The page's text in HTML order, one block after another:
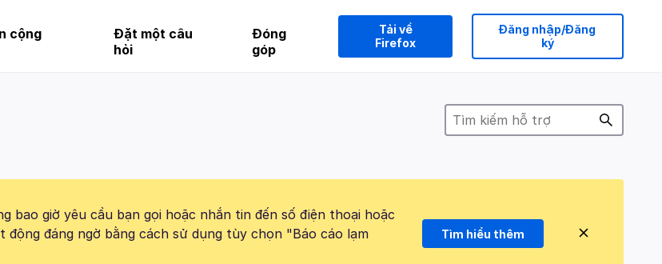
cộng
Đặt một câu
hỏi
Đóng
góp
Tải về
Firefox
Đăng nhập/Đăng
ký
bao giờ yêu cầu bạn gọi hoặc nhắn tin đến số điện thoại hoặc
đáng ngờ bằng cách sử dụng tùy chọn "Báo cáo lạm
Tìm hiểu thêm